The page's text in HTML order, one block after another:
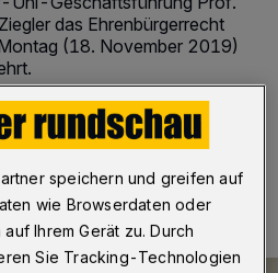
das Ehrenbürgerrecht
(18. November 2019)
speichern und greifen auf
wie Browserdaten oder
Ihrem Gerät zu. Durch
Sie Tracking-Technologien